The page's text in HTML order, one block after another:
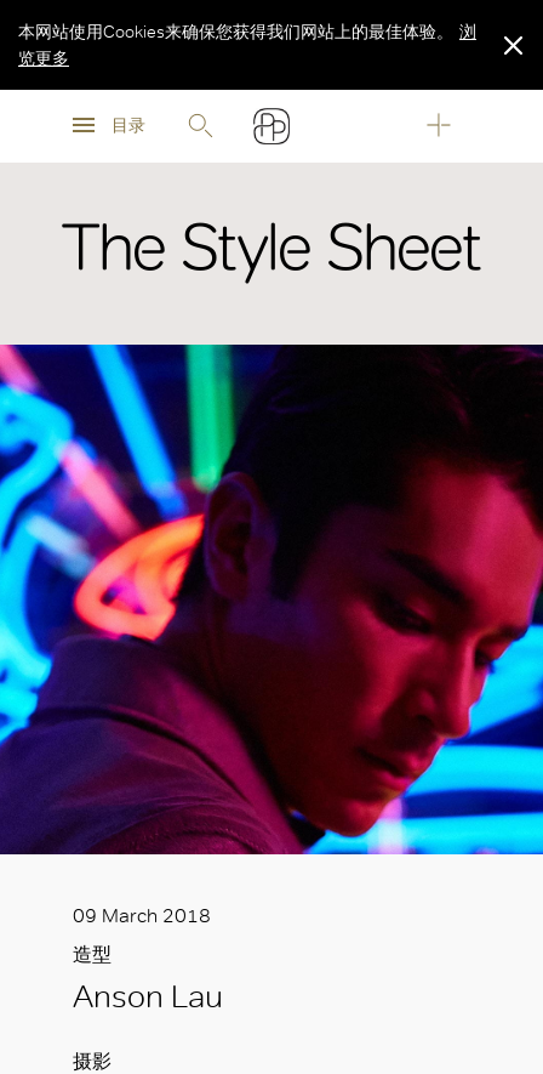
浏
目录
本网站使用Cookies来确保您获得我们网站上的最佳体验。
浏
览更多
The Style Sheet
09 March 2018
造型
Anson Lau
摄影